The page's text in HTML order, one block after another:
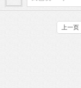
上一页